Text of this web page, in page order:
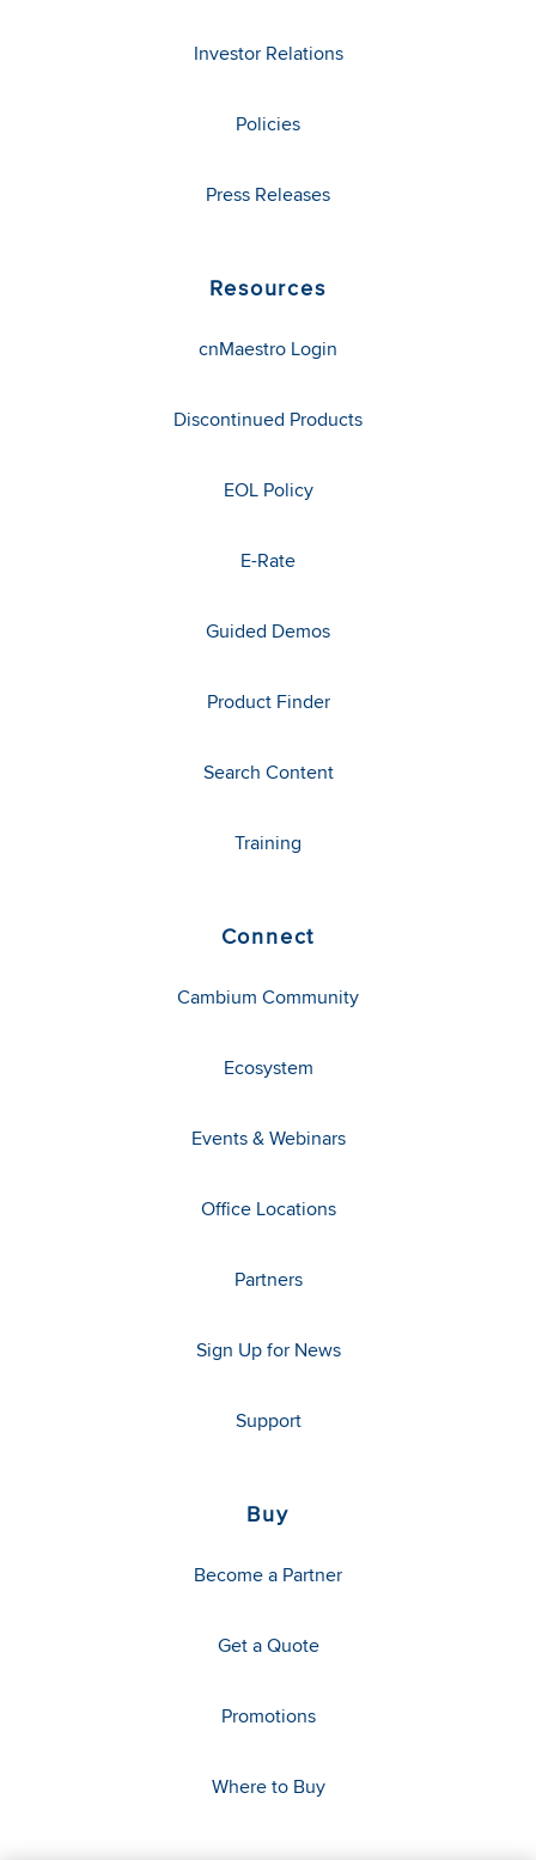
Investor Relations
Policies
Press Releases
Resources
cnMaestro Login
Discontinued Products
EOL Policy
E-Rate
Guided Demos
Product Finder
Search Content
Training
Connect
Cambium Community
Ecosystem
Events & Webinars
Office Locations
Partners
Sign Up for News
Support
Buy
Become a Partner
Get a Quote
Promotions
Where to Buy